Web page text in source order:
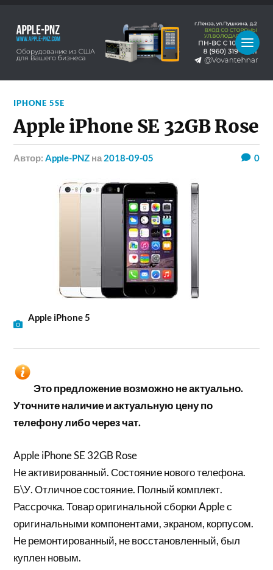
IPHONE 5SE
Apple iPhone SE 32GB Rose
Автор:Apple-PNZ на 2018-09-05 0
Apple iPhone 5
Это предложение возможно не актуально.
Уточните наличие и актуальную цену по
телефону либо через чат.
Apple iPhone SE 32GB Rose
Не активированный. Состояние нового телефона.
Б\У. Отличное состояние. Полный комплект.
Рассрочка. Товар оригинальной сборки Apple с
оригинальными компонентами, экраном, корпусом.
Не ремонтированный, не восстановленный, был
куплен новым.